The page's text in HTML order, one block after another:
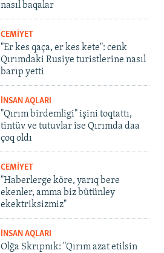
nasıl baqalar
CEMİYET
"Er kes qaça, er kes kete": cenk
Qırımdaki Rusiye turistlerine nasıl
barıp yetti
İNSAN AQLARI
"Qırım birdemligi" işini toqtattı,
tintüv ve tutuvlar ise Qırımda daa
çoq oldı
CEMİYET
"Haberlerge köre, yarıq bere
ekenler, amma biz bütünley
ekektriksizmiz"
İNSAN AQLARI
Olğa Skrıpnık: "Qırım azat etilsin